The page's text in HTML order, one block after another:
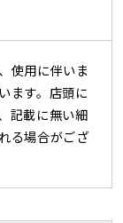
使用に伴いま
ます。店頭に
記載に無い細
る場合がござ